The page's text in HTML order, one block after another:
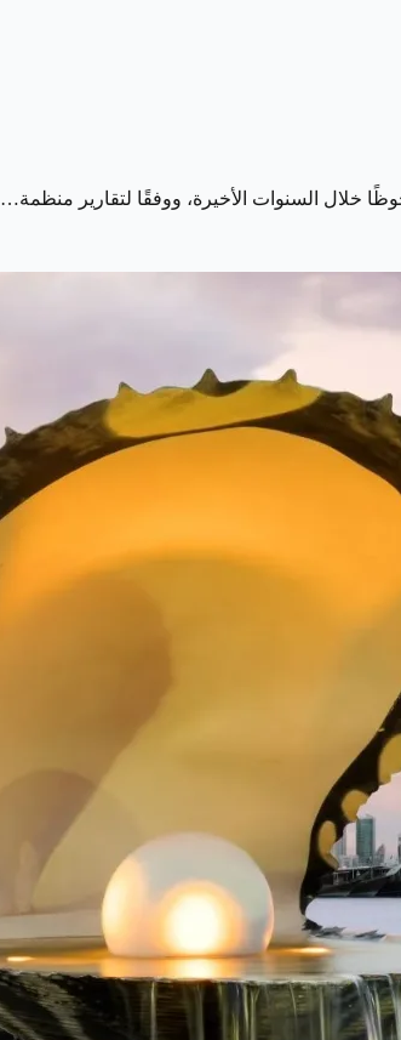
خلال السنوات الأخيرة، ووفقًا لتقارير منظمة…